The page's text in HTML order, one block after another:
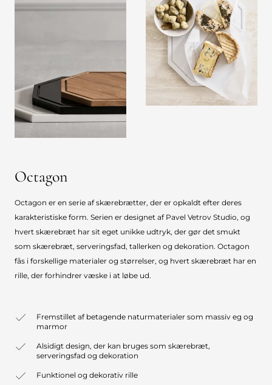
Octagon
Octagon er en serie af skærebrætter, der er opkaldt efter deres
karakteristiske form. Serien er designet af Pavel Vetrov Studio, og
hvert skærebræt har sit eget unikke udtryk, der gør det smukt
som skærebræt, serveringsfad, tallerken og dekoration. Octagon
fås i forskellige materialer og størrelser, og hvert skærebræt har en
rille, der forhindrer væske i at løbe ud.
Fremstillet af betagende naturmaterialer som massiv eg og
marmor
Alsidigt design, der kan bruges som skærebræt,
serveringsfad og dekoration
Funktionel og dekorativ rille